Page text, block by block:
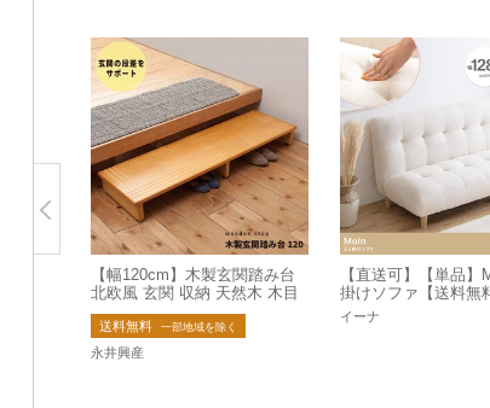
【幅120cm】木製玄関踏み台
北欧風 玄関 収納 天然木 木目
収納 ワイド 大きい 段差軽減
完成品
送料無料 一部地域を除く
永井興産
【直送可】【単品】
掛けソファ【送料無
イーナ